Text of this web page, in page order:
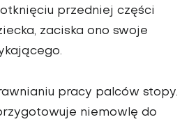
przedniej części
zaciska ono swoje
pracy palców stopy.
niemowlę do